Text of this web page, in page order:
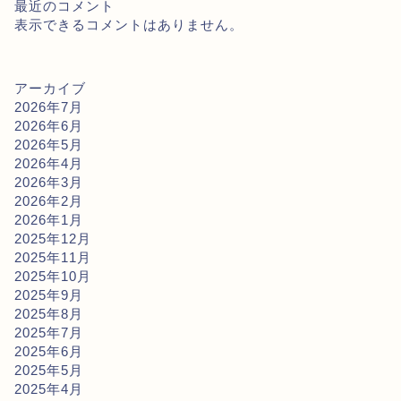
最近のコメント
表示できるコメントはありません。
アーカイブ
2026年7月
2026年6月
2026年5月
2026年4月
2026年3月
2026年2月
2026年1月
2025年12月
2025年11月
2025年10月
2025年9月
2025年8月
2025年7月
2025年6月
2025年5月
2025年4月